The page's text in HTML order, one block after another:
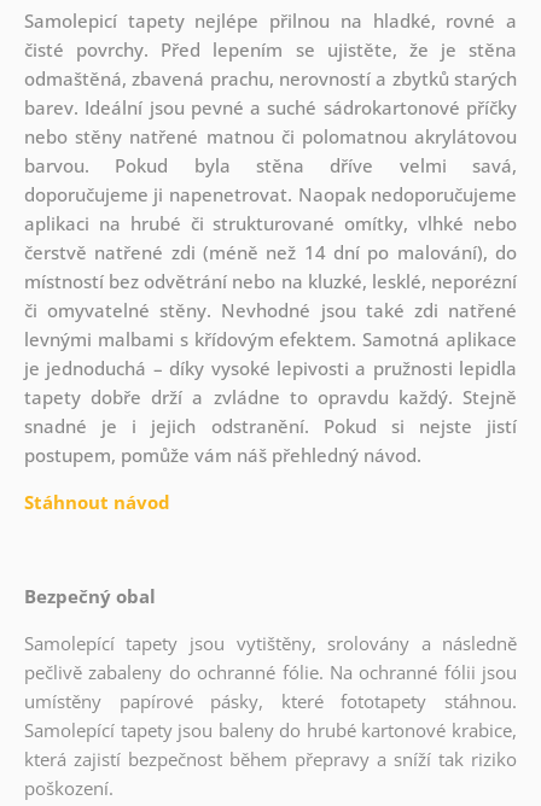
Samolepicí tapety nejlépe přilnou na hladké, rovné a
čisté povrchy. Před lepením se ujistěte, že je stěna
odmaštěná, zbavená prachu, nerovností a zbytků starých
barev. Ideální jsou pevné a suché sádrokartonové příčky
nebo stěny natřené matnou či polomatnou akrylátovou
barvou. Pokud byla stěna dříve velmi savá,
doporučujeme ji napenetrovat. Naopak nedoporučujeme
aplikaci na hrubé či strukturované omítky, vlhké nebo
čerstvě natřené zdi (méně než 14 dní po malování), do
místností bez odvětrání nebo na kluzké, lesklé, neporézní
či omyvatelné stěny. Nevhodné jsou také zdi natřené
levnými malbami s křídovým efektem. Samotná aplikace
je jednoduchá – díky vysoké lepivosti a pružnosti lepidla
tapety dobře drží a zvládne to opravdu každý. Stejně
snadné je i jejich odstranění. Pokud si nejste jistí
postupem, pomůže vám náš přehledný návod.
Stáhnout návod
Bezpečný obal
Samolepící tapety jsou vytištěny, srolovány a následně
pečlivě zabaleny do ochranné fólie. Na ochranné fólii jsou
umístěny papírové pásky, které fototapety stáhnou.
Samolepící tapety jsou baleny do hrubé kartonové krabice,
která zajistí bezpečnost během přepravy a sníží tak riziko
poškození.